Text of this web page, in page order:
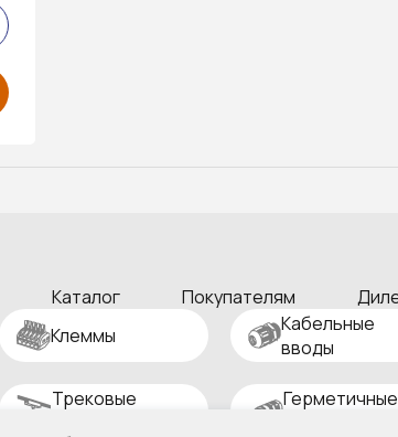
Каталог Покупателям
Клеммы
Кабельные
вводы
Трековые
Герметичные